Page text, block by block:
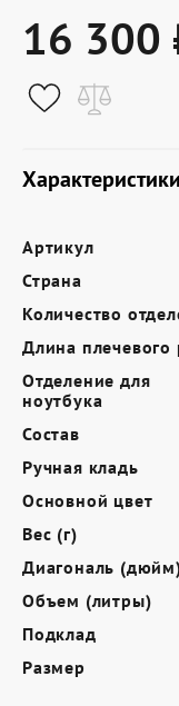
О
Условия
Где купить
Контакты
Политика
данных
16 300
Характеристики
Артикул
Страна
Количество
Длина плечевого
Отделение для
ноутбука
Состав
Ручная кладь
Основной цвет
Вес (г)
Диагональ
Объем (литры)
Подклад
Размер